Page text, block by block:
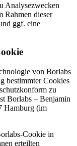
Analysezwecken
Rahmen dieser
ggf. eine
von Borlabs
bestimmter Cookies
zu
Borlabs – Benjamin
Hamburg (im
Cookie in
erteilten